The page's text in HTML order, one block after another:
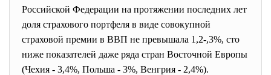
Российской Федерации на протяжении последних лет
доля страхового портфеля в виде совокупной
страховой премии в ВВП не превышала 1,2-,3%, сто
ниже показателей даже ряда стран Восточной Европы
(Чехия - 3,4%, Польша - 3%, Венгрия - 2,4%).